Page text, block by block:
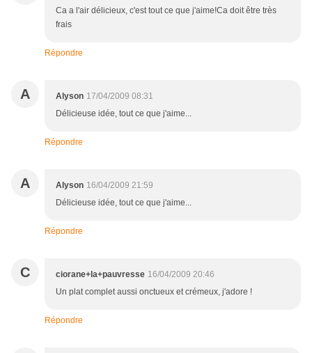
Ca a l'air délicieux, c'est tout ce que j'aime!Ca doit être très
frais
Répondre
A Alyson 17/04/2009 08:31
Délicieuse idée, tout ce que j'aime...
Répondre
A Alyson 16/04/2009 21:59
Délicieuse idée, tout ce que j'aime...
Répondre
C ciorane+la+pauvresse 16/04/2009 20:46
Un plat complet aussi onctueux et crémeux, j'adore !
Répondre